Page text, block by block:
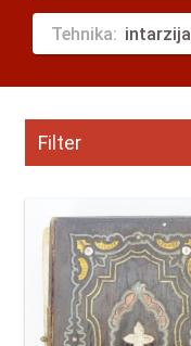
Tehnika: intarzija
Filter